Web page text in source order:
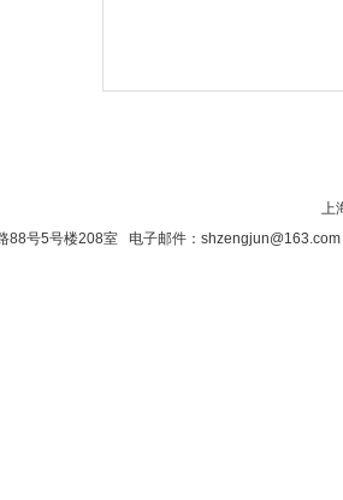
上
88号5号楼208室 电子邮件：